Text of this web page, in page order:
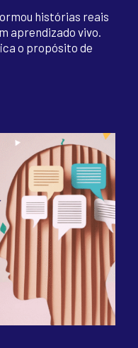
histórias reais
aprendizado vivo.
o propósito de